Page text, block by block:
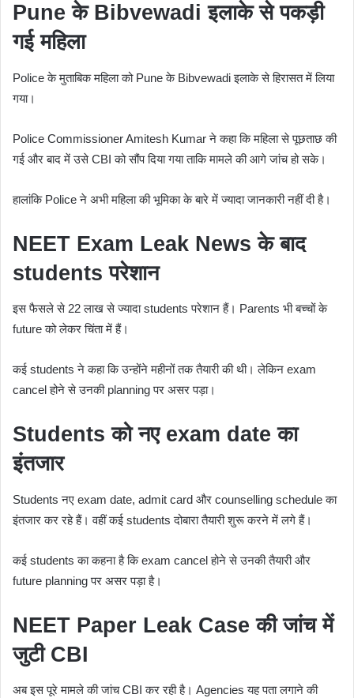
Pune के Bibvewadi इलाके से पकड़ी
गई महिला
Police के मुताबिक महिला को Pune के Bibvewadi इलाके से हिरासत में लिया
गया।
Police Commissioner Amitesh Kumar ने कहा कि महिला से पूछताछ की
गई और बाद में उसे CBI को सौंप दिया गया ताकि मामले की आगे जांच हो सके।
हालांकि Police ने अभी महिला की भूमिका के बारे में ज्यादा जानकारी नहीं दी है।
NEET Exam Leak News के बाद
students परेशान
इस फैसले से 22 लाख से ज्यादा students परेशान हैं। Parents भी बच्चों के
future को लेकर चिंता में हैं।
कई students ने कहा कि उन्होंने महीनों तक तैयारी की थी। लेकिन exam
cancel होने से उनकी planning पर असर पड़ा।
Students को नए exam date का
इंतजार
Students नए exam date, admit card और counselling schedule का
इंतजार कर रहे हैं। वहीं कई students दोबारा तैयारी शुरू करने में लगे हैं।
कई students का कहना है कि exam cancel होने से उनकी तैयारी और
future planning पर असर पड़ा है।
NEET Paper Leak Case की जांच में
जुटी CBI
अब इस पूरे मामले की जांच CBI कर रही है। Agencies यह पता लगाने की